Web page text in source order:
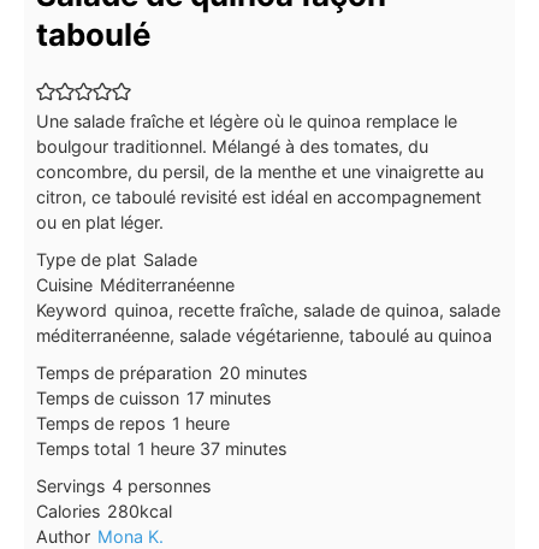
taboulé
Une salade fraîche et légère où le quinoa remplace le
boulgour traditionnel. Mélangé à des tomates, du
concombre, du persil, de la menthe et une vinaigrette au
citron, ce taboulé revisité est idéal en accompagnement
ou en plat léger.
Type de plat Salade
Cuisine Méditerranéenne
Keyword quinoa, recette fraîche, salade de quinoa, salade
méditerranéenne, salade végétarienne, taboulé au quinoa
Temps de préparation 20minutes
minutes
Temps de cuisson 17minutes
minutes
Temps de repos 1 heure
heure
Temps total 1 heure
heure 37minutes
minutes
Servings 4 personnes
Calories 280kcal
Author Mona K.